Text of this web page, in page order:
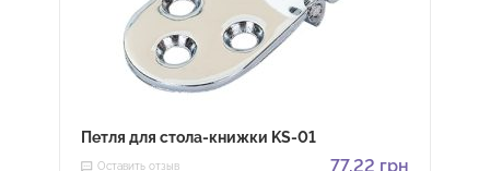
Петля для стола-книжки KS-01
Оставить отзыв 77,22 грн